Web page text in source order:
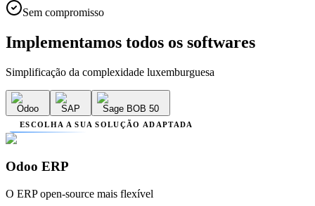
Sem compromisso
Implementamos todos os softwares
Simplificação da complexidade luxemburguesa
Odoo SAP Sage BOB 50
ESCOLHA A SUA SOLUÇÃO ADAPTADA
Odoo ERP
O ERP open-source mais flexível